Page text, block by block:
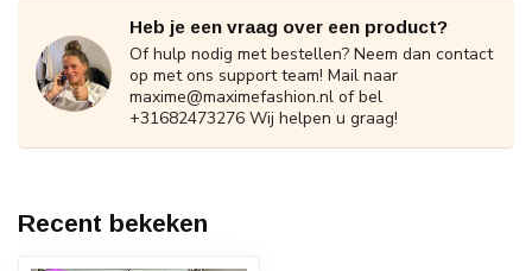
Heb je een vraag over een product?
Of hulp nodig met bestellen? Neem dan contact
op met ons support team! Mail naar
maxime@maximefashion.nl of bel
+31682473276 Wij helpen u graag!
Recent bekeken